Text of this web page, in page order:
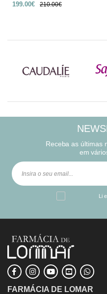
199.00€ 210.00€
Receba as últimas
em
Li
FARMÁCIA DE LOMAR